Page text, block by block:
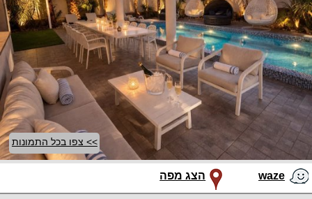
>> צפו בכל התמונות
waze הצג מפה